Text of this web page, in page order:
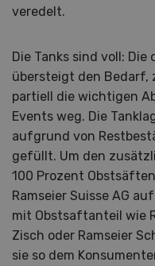
veredelt.
Die Tanks sind voll:
übersteigt den Bedarf,
partiell die wichtigen
Events weg. Die
aufgrund von
gefüllt. Um den
100 Prozent
Ramseier Suisse AG
mit Obstsaftanteil wie
Zisch oder Ramseier
sie so dem